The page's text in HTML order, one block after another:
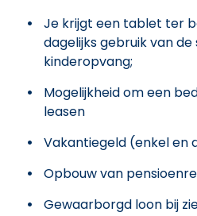
Je krijgt een tablet ter
dagelijks gebruik van
kinderopvang;
Mogelijkheid om een
leasen
Vakantiegeld (enkel en
Opbouw van
Gewaarborgd loon bij